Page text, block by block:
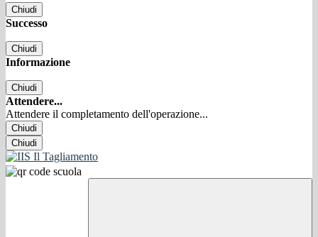
Chiudi
Successo
Chiudi
Informazione
Chiudi
Attendere...
Attendere il completamento dell'operazione...
Chiudi
Chiudi